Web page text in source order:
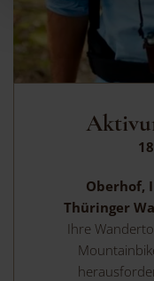
Oberhof,
Thüringer
Ihre